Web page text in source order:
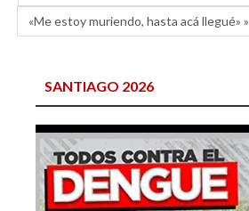
«Me estoy muriendo, hasta acá llegué» »
SANTIAGO 2026